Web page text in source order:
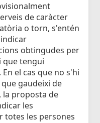
de caràcter
o torn, s'entén
obtingudes per
que tengui
el cas que no s'hi
gaudeixi de
la proposta de
les
totes les persones